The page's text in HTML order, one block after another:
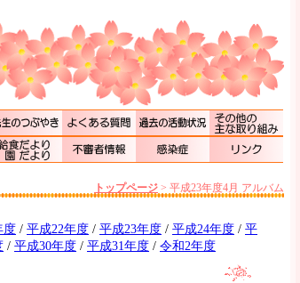
トップページ > 平成23年度4月 アルバム
度 / 平成22年度 / 平成23年度 / 平成24年度 / 平
/ 平成30年度 / 平成31年度 / 令和2年度